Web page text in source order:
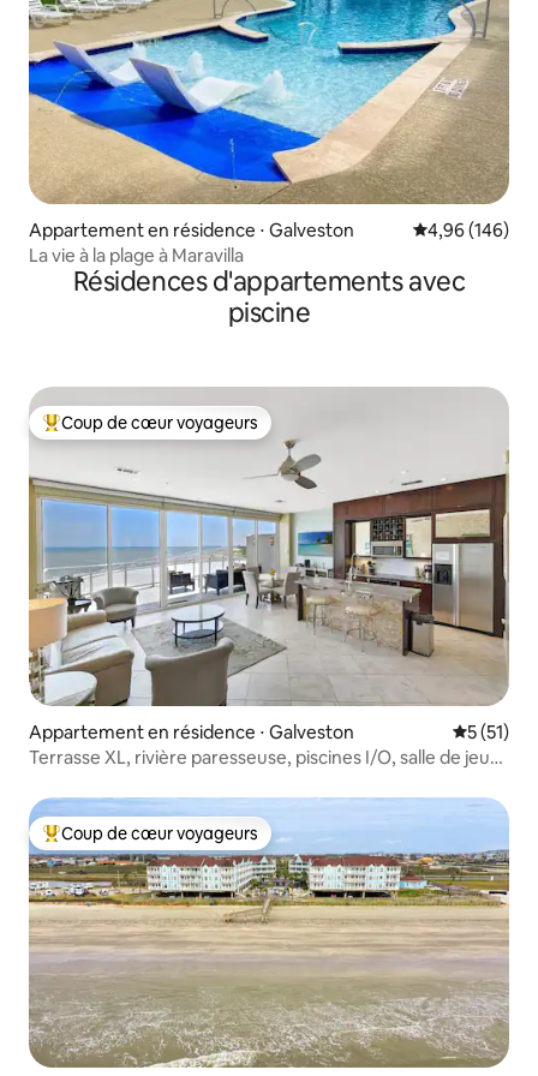
Appartement en résidence ⋅ Galveston Évaluation
4,96 (146)
La vie à la plage à Maravilla
Résidences d'appartements avec
piscine
Coups de cœur voyageurs les plus appréciés
Coup de cœur voyageurs
Appartement en résidence ⋅ Galveston
5 (51)
Terrasse XL, rivière paresseuse, piscines I/O, salle de jeux,
Coups de cœur voyageurs les plus appréciés
Coup de cœur voyageurs